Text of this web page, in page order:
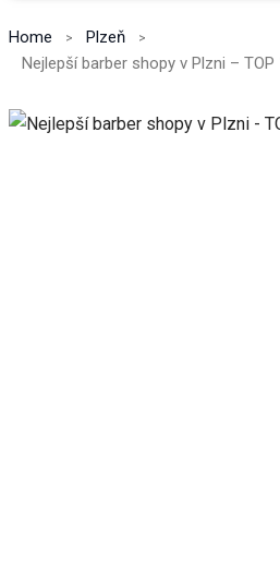
Home
Plzeň
Nejlepší barber shopy v Plzni – TOP